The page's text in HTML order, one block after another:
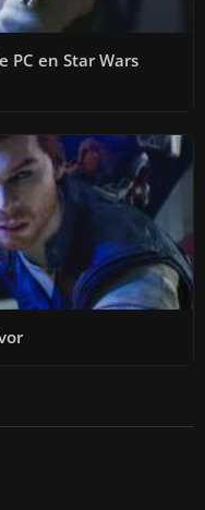
PC en Star Wars